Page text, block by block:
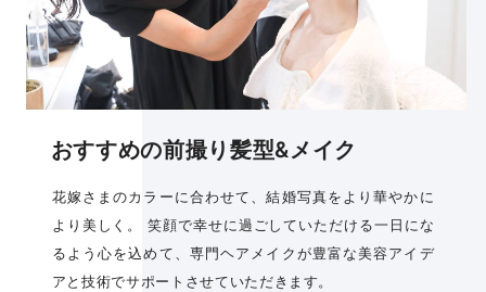
おすすめの前撮り髪型&メイク
花嫁さまのカラーに合わせて、結婚写真をより華やかに
より美しく。 笑顔で幸せに過ごしていただける一日にな
るよう心を込めて、専門ヘアメイクが豊富な美容アイデ
アと技術でサポートさせていただきます。